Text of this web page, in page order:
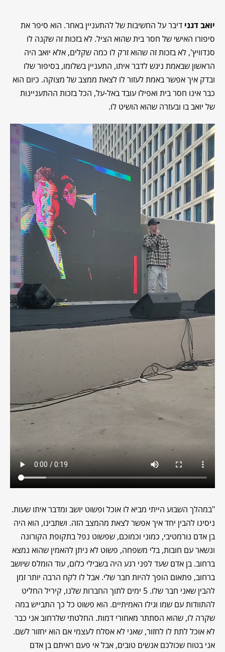
יואב דגני דיבר על החשיבות של להתעניין באחר. הוא סיפר את
סיפורו האישי של חסר בית שהוא הציל. לא בזכות זה שקנה לו
סנדוויץ', לא בזכות זה שהוא זרק לו כמה שקלים, אלא יואב היה
הראשון שבאמת ניגש לדבר איתו, התעניין בשלומו, בסיפור שלו
ובדק איך אפשר באמת לעזור לו לצאת ממצב של מצוקה. כיום הוא
כבר אינו חסר בית ואפילו עובד באל-על, הכל בזכות ההתעניינות
של יואב בו ובעזרה שהוא הושיט לו.
"במהלך השבוע הייתי מביא לו אוכל ופשוט יושב ומדבר איתו שעות.
ניסינו להבין יחד איך אפשר לצאת מהמצב הזה. ושתבינו, הוא היה
בן אדם נורמטיבי, כמוני וכמוכם, שפשוט נפל בתקופת הקורונה
ונשאר עם חובות, בלי משפחה, פשוט לא ניתן להאמין שהוא נמצא
ברחוב. בן אדם שעד לפני רגע היה בשבילי כלום, עוד הומלס שיושב
ברחוב, פתאום הופך להיות חבר שלי. אבל לו לקח הרבה יותר זמן
להבין שאני חבר שלו. 5 ימים לתוך החברות שלנו, קיריל החליט
להתוודות עם שמו וגילו האמיתיים. הוא פשוט כל כך התבייש במה
שקרה לו, שהוא הסתתר מאחורי דמות. החלטתי שלרחוב אני כבר
לא אוכל לתת לו לחזור, שאני לא אסלח לעצמי אם הוא יחזור לשם.
אני בטוח שכולכם אנשים טובים, אבל אי פעם ראיתם בן אדם